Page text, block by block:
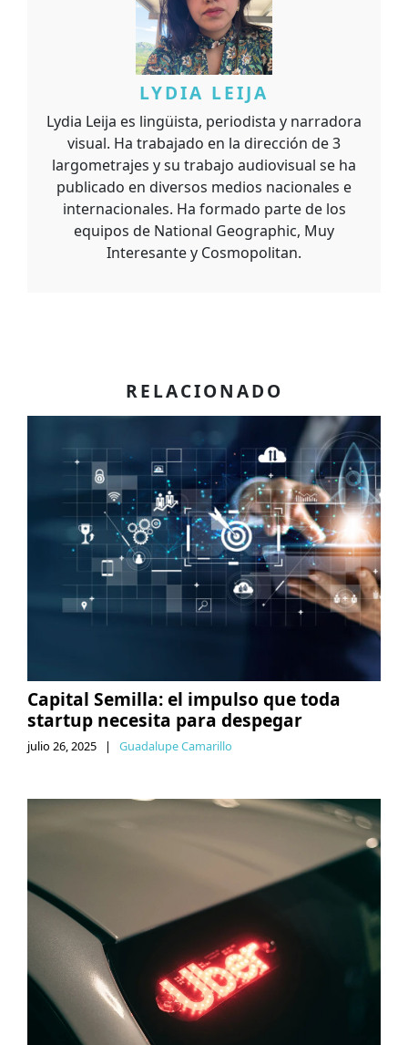
LYDIA LEIJA
Lydia Leija es lingüista, periodista y narradora
visual. Ha trabajado en la dirección de 3
largometrajes y su trabajo audiovisual se ha
publicado en diversos medios nacionales e
internacionales. Ha formado parte de los
equipos de National Geographic, Muy
Interesante y Cosmopolitan.
RELACIONADO
Capital Semilla: el impulso que toda
startup necesita para despegar
julio 26, 2025 | Guadalupe Camarillo